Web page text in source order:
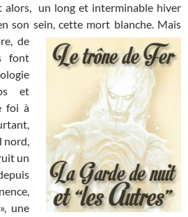
alors, un long et interminable hiver
son sein, cette mort blanche. Mais
de
font
et
foi à
nord,
un
une